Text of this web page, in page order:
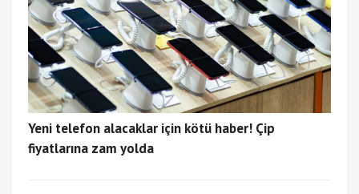
Yeni telefon alacaklar için kötü haber! Çip
fiyatlarına zam yolda